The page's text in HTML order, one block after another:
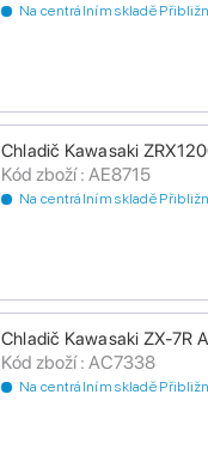
Na centrálním skladě
Chladič Kawasaki
Kód zboží : AE8715
Na centrálním skladě
Chladič Kawasaki ZX-7R
Kód zboží : AC7338
Na centrálním skladě